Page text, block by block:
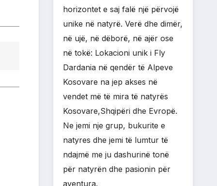
horizontet e saj falë një përvojë
unike në natyrë. Verë dhe dimër,
në ujë, në dëborë, në ajër ose
në tokë: Lokacioni unik i Fly
Dardania në qendër të Alpeve
Kosovare na jep akses në
vendet më të mira të natyrës
Kosovare,Shqipëri dhe Evropë.
Ne jemi nje grup, bukurite e
natyres dhe jemi të lumtur të
ndajmë me ju dashurinë tonë
për natyrën dhe pasionin për
aventura.